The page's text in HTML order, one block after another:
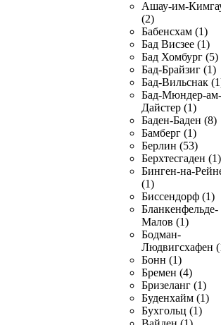
Ашау-им-
(2)
Бабенсхам (1)
Бад Висзее (1)
Бад Хомбург (5)
Бад-Брайзиг (1)
Бад-Вильснак
Бад-Мюндер-ам-
Дайстер (1)
Баден-Баден (8)
Бамберг (1)
Берлин (53)
Берхтесгаден (1)
Бинген-на-
(1)
Биссендорф (1)
Бланкенфельде-
Малов (1)
Бодман-
Людвигсхафен
Бонн (1)
Бремен (4)
Бризеланг (1)
Буденхайм (1)
Бухгольц (1)